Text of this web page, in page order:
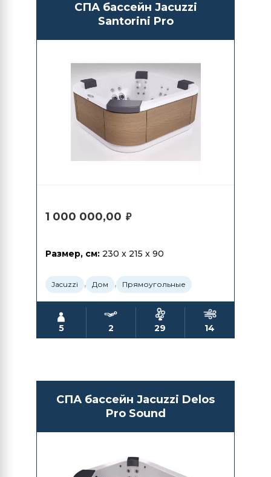
СПА бассейн Jacuzzi
Santorini Pro
1 000 000,00 ₽
Размер, см: 230 x 215 x 90
Jacuzzi , Дом , Прямоугольные
5 2 29 14
СПА бассейн Jacuzzi Delos
Pro Sound